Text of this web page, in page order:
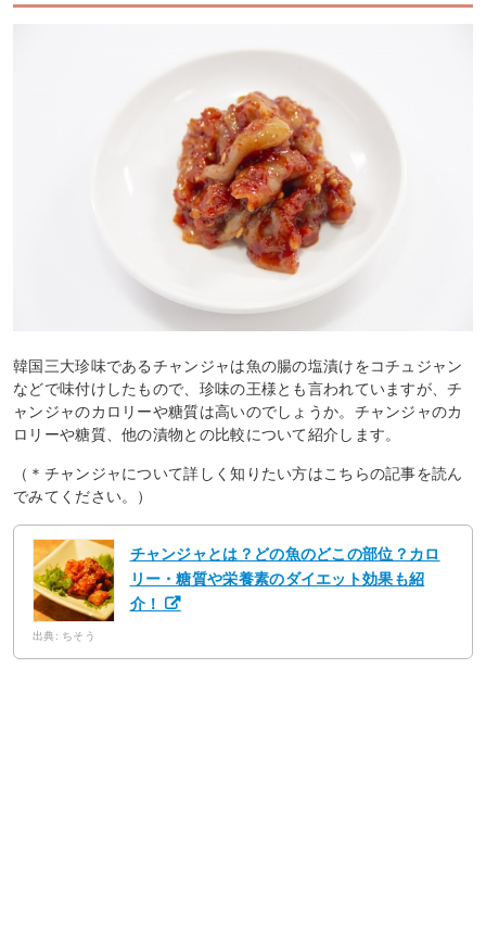
韓国三大珍味であるチャンジャは魚の腸の塩漬けをコチュジャン
などで味付けしたもので、珍味の王様とも言われていますが、チ
ャンジャのカロリーや糖質は高いのでしょうか。チャンジャのカ
ロリーや糖質、他の漬物との比較について紹介します。
（＊チャンジャについて詳しく知りたい方はこちらの記事を読ん
でみてください。）
チャンジャとは？どの魚のどこの部位？カロ
リー・糖質や栄養素のダイエット効果も紹
介！
出典: ちそう